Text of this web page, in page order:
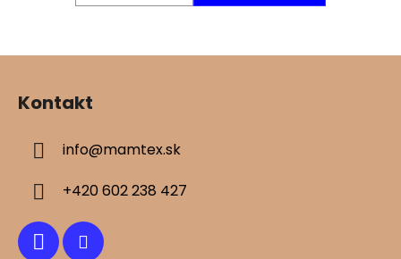
Z
Kontakt
info@mamtex.sk
+420 602 238 427